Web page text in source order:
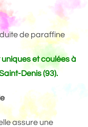
de paraffine
et coulées à
Denis (93).
assure une